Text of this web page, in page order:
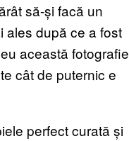
să-și facă un
ales după ce a fost
această fotografie
cât de puternic e
perfect curată și